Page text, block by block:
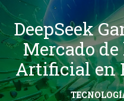
DeepSeek
Mercado
Artificial en